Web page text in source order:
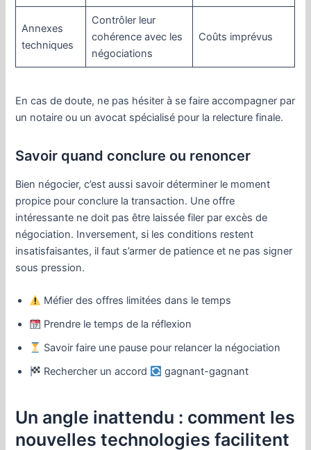
Annexes
techniques
Contrôler leur
cohérence avec les
négociations
Coûts imprévus
En cas de doute, ne pas hésiter à se faire accompagner par
un notaire ou un avocat spécialisé pour la relecture finale.
Savoir quand conclure ou renoncer
Bien négocier, c’est aussi savoir déterminer le moment
propice pour conclure la transaction. Une offre
intéressante ne doit pas être laissée filer par excès de
négociation. Inversement, si les conditions restent
insatisfaisantes, il faut s’armer de patience et ne pas signer
sous pression.
Méfier des offres limitées dans le temps
Prendre le temps de la réflexion
Savoir faire une pause pour relancer la négociation
Rechercher un accord
gagnant-gagnant
Un angle inattendu : comment les
nouvelles technologies facilitent